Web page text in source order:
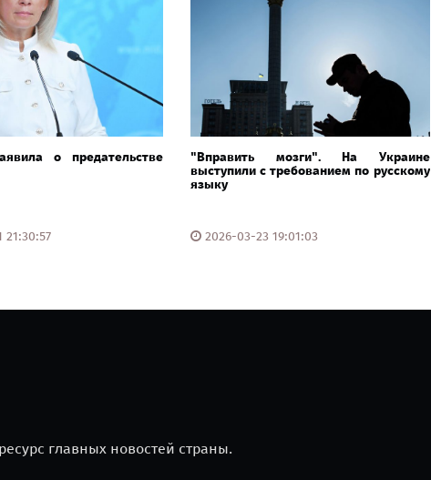
о предательстве
"Вправить мозги". На Украине
выступили с требованием по русскому
языку
2026-03-23 19:01:03
главных новостей страны.